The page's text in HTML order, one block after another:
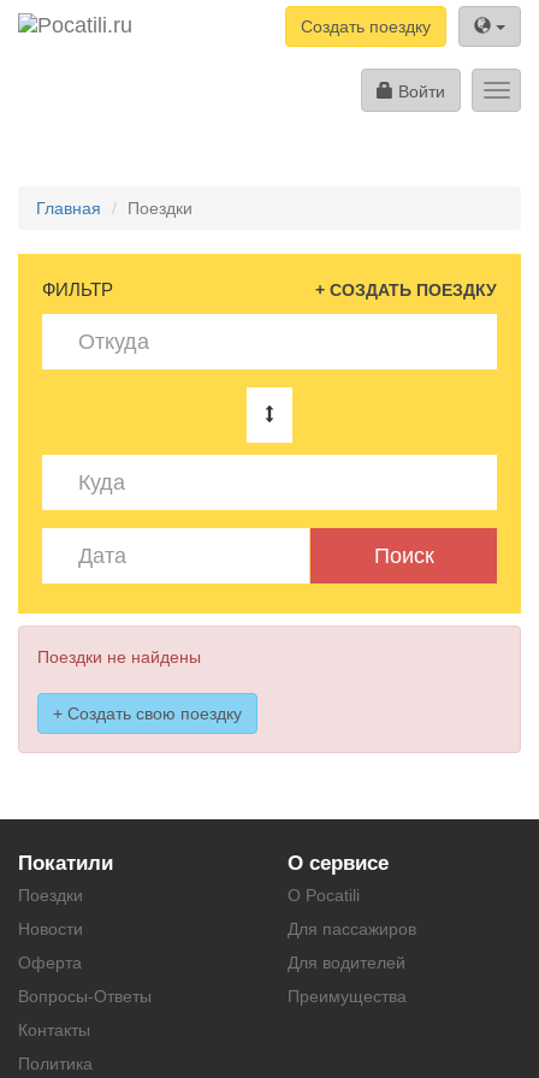
Создать поездку
Войти
Главная Поездки
ФИЛЬТР + СОЗДАТЬ ПОЕЗДКУ
Поиск
Поездки не найдены
+ Создать свою поездку
Покатили
Поездки
Новости
Оферта
Вопросы-Ответы
Контакты
Политика
О сервисе
О Pocatili
Для пассажиров
Для водителей
Преимущества